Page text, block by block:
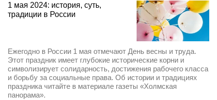
1 мая 2024: история, суть,
традиции в России
Ежегодно в России 1 мая отмечают День весны и труда.
Этот праздник имеет глубокие исторические корни и
символизирует солидарность, достижения рабочего класса
и борьбу за социальные права. Об истории и традициях
праздника читайте в материале газеты «Холмская
панорама».